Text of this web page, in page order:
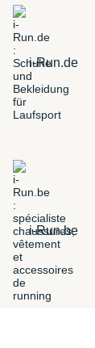
i-Run.de
i-Run.be